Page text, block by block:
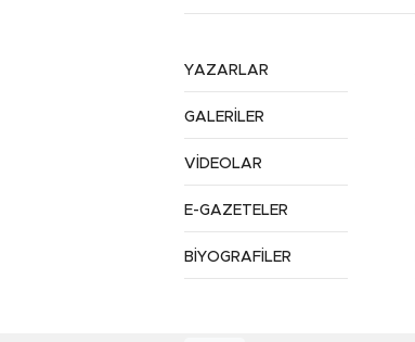
YAZARLAR
GALERİLER
VİDEOLAR
E-GAZETELER
BİYOGRAFİLER